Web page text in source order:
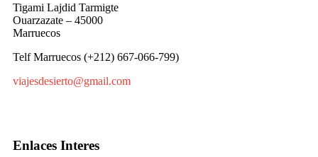
Tigami Lajdid Tarmigte
Ouarzazate – 45000
Marruecos
Telf Marruecos (+212) 667-066-799)
viajesdesierto@gmail.com
Enlaces Interes